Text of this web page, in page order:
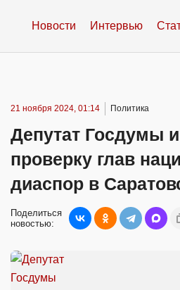
Новости Интервью
21 ноября 2024, 01:14 Политика
Депутат Госдумы
проверку глав
диаспор в
Поделиться
новостью: